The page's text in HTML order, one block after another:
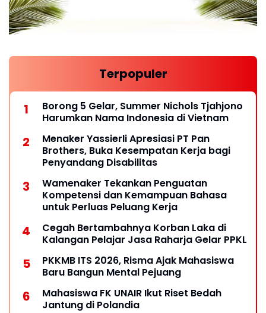
Terpopuler
Borong 5 Gelar, Summer Nichols Tjahjono
Harumkan Nama Indonesia di Vietnam
Menaker Yassierli Apresiasi PT Pan
Brothers, Buka Kesempatan Kerja bagi
Penyandang Disabilitas
Wamenaker Tekankan Penguatan
Kompetensi dan Kemampuan Bahasa
untuk Perluas Peluang Kerja
Cegah Bertambahnya Korban Laka di
Kalangan Pelajar Jasa Raharja Gelar PPKL
PKKMB ITS 2026, Risma Ajak Mahasiswa
Baru Bangun Mental Pejuang
Mahasiswa FK UNAIR Ikut Riset Bedah
Jantung di Polandia